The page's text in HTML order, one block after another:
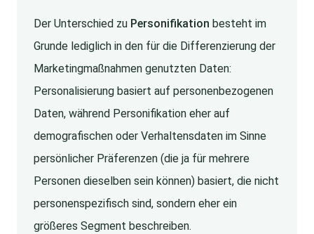
Der Unterschied zu Personifikation besteht im
Grunde lediglich in den für die Differenzierung der
Marketingmaßnahmen genutzten Daten:
Personalisierung basiert auf personenbezogenen
Daten, während Personifikation eher auf
demografischen oder Verhaltensdaten im Sinne
persönlicher Präferenzen (die ja für mehrere
Personen dieselben sein können) basiert, die nicht
personenspezifisch sind, sondern eher ein
größeres Segment beschreiben.